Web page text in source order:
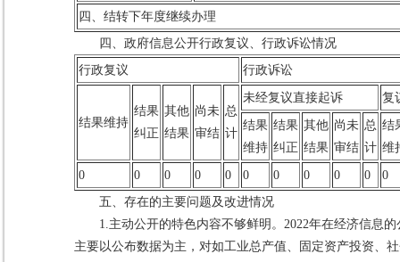
四、结转下年度继续办理
四、政府信息公开行政复议、行政诉讼情况
行政复议
行政诉讼
结果维持
结果
纠正
其他
结果
尚未
审结
总
计
未经复议直接起诉 复
结果
维持
结果
纠正
其他
结果
尚未
审结
总
计
结
维
0 0 0 0 0 0 0 0 0 0
0
五、存在的主要问题及改进情况
1.主动公开的特色内容不够鲜明。2022年在经济信息
主要以公布数据为主，对如工业总产值、固定资产投资、